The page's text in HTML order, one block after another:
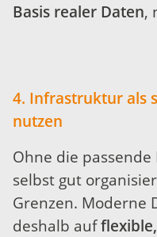
Basis realer Daten,
4. Infrastruktur als
nutzen
Ohne die
selbst gut
Grenzen. Moderne
deshalb auf